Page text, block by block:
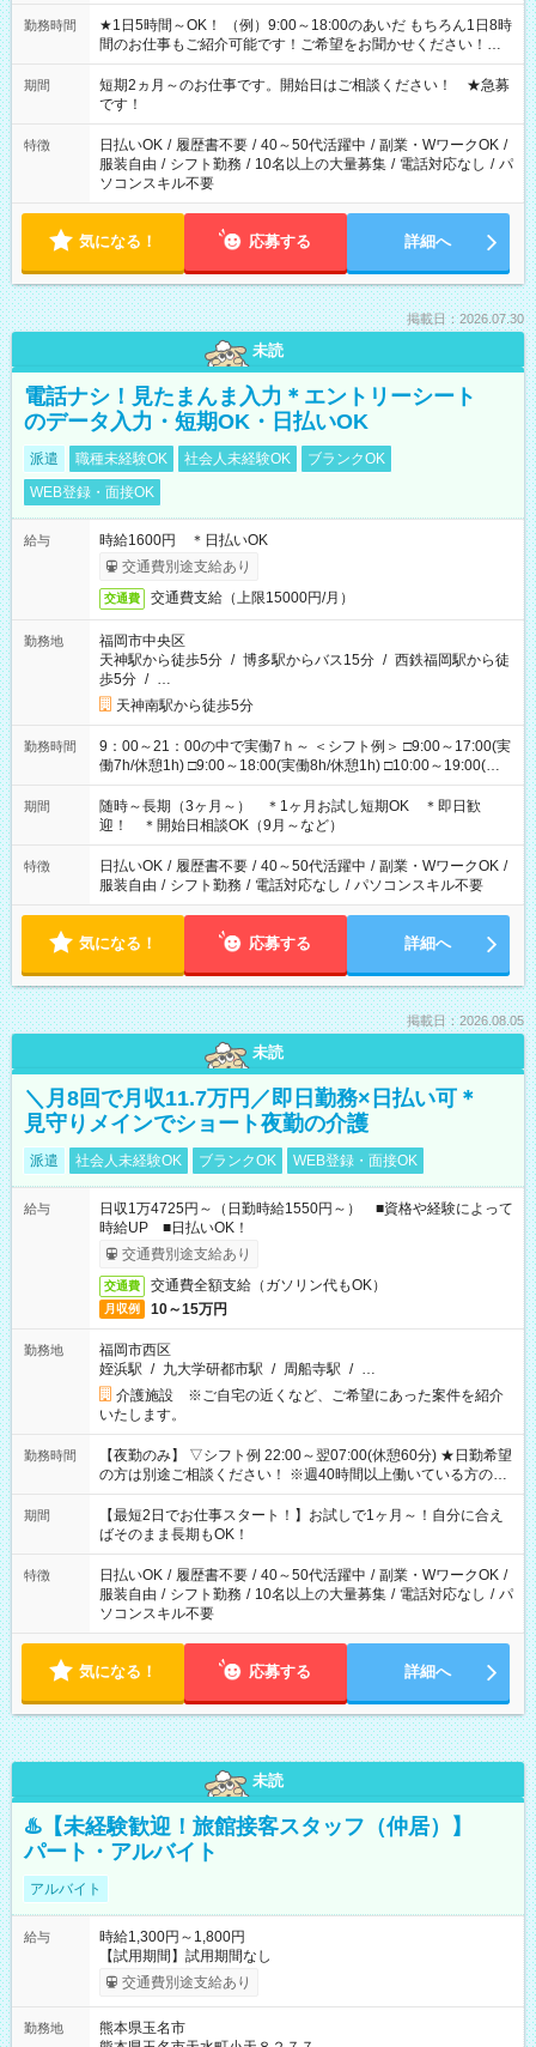
勤務時間
★1日5時間～OK！ （例）9:00～18:00のあいだ もちろん1日8時
間のお仕事もご紹介可能です！ご希望をお聞かせください！★
家庭の都合でお休みが必要な場合も遠慮なくご相談ください。
※週最低15時間以上の勤務が必要です
期間
短期2ヵ月～のお仕事です。開始日はご相談ください！ ★急募
です！
特徴 日払いOK / 履歴書不要 / 40～50代活躍中 / 副業・WワークOK /
服装自由 / シフト勤務 / 10名以上の大量募集 / 電話対応なし / パ
ソコンスキル不要
気になる！ 応募する 詳細へ
掲載日：2026.07.30
未読
電話ナシ！見たまんま入力＊エントリーシート
のデータ入力・短期OK・日払いOK
派遣 職種未経験OK 社会人未経験OK
ブランクOK
WEB登録・面接OK
給与
時給1600円 ＊日払いOK
交通費別途支給あり
交通費 交通費支給（上限15000円/月）
勤務地
福岡市中央区
天神駅から徒歩5分 / 博多駅からバス15分 / 西鉄福岡駅から徒
歩5分 / …
天神南駅から徒歩5分
勤務時間
9：00～21：00の中で実働7ｈ～ ＜シフト例＞ □9:00～17:00(実
働7h/休憩1h) □9:00～18:00(実働8h/休憩1h) □10:00～19:00(実
働8h/休憩1h) □11:00～20:00(実働8h/休憩1h) □12:00～20:00(実
働7h/休憩1h) □12:00～21:00(実働7h/休憩1h) ＊固定OK ＊選べ
る時間帯！
期間
随時～長期（3ヶ月～） ＊1ヶ月お試し短期OK ＊即日歓
迎！ ＊開始日相談OK（9月～など）
特徴 日払いOK / 履歴書不要 / 40～50代活躍中 / 副業・WワークOK /
服装自由 / シフト勤務 / 電話対応なし / パソコンスキル不要
気になる！ 応募する 詳細へ
掲載日：2026.08.05
未読
＼月8回で月収11.7万円／即日勤務×日払い可＊
見守りメインでショート夜勤の介護
派遣 社会人未経験OK ブランクOK WEB登録・面接OK
給与
日収1万4725円～（日勤時給1550円～） ■資格や経験によって
時給UP ■日払いOK！
交通費別途支給あり
交通費 交通費全額支給（ガソリン代もOK）
月収例 10～15万円
勤務地
福岡市西区
姪浜駅 / 九大学研都市駅 / 周船寺駅 / …
介護施設 ※ご自宅の近くなど、ご希望にあった案件を紹介
いたします。
勤務時間
【夜勤のみ】 ▽シフト例 22:00～翌07:00(休憩60分) ★日勤希望
の方は別途ご相談ください！ ※週40時間以上働いている方のW
ワークはNG
期間
【最短2日でお仕事スタート！】お試しで1ヶ月～！自分に合え
ばそのまま長期もOK！
特徴 日払いOK / 履歴書不要 / 40～50代活躍中 / 副業・WワークOK /
服装自由 / シフト勤務 / 10名以上の大量募集 / 電話対応なし / パ
ソコンスキル不要
気になる！ 応募する 詳細へ
未読
♨️【未経験歓迎！旅館接客スタッフ（仲居）】
パート・アルバイト
アルバイト
給与
時給1,300円～1,800円
【試用期間】試用期間なし
交通費別途支給あり
勤務地
熊本県玉名市